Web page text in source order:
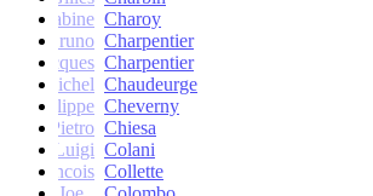
Sabine Charoy
Bruno Charpentier
Jacques Charpentier
Jean-Michel Chaudeurge
Philippe Cheverny
Pietro Chiesa
Luigi Colani
francois Collette